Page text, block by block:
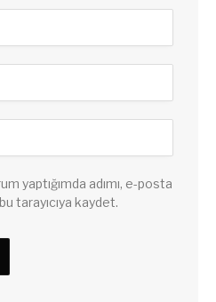
yaptığımda adımı, e-posta
tarayıcıya kaydet.